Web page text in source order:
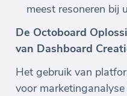
meest resoneren bij
De Octoboard
van Dashboard
Het gebruik van
voor